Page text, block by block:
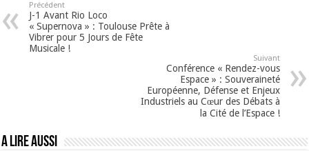
Précédent
J-1 Avant Rio Loco
« Supernova » : Toulouse Prête à
Vibrer pour 5 Jours de Fête
Musicale !
Suivant
Conférence « Rendez-vous
Espace » : Souveraineté
Européenne, Défense et Enjeux
Industriels au Cœur des Débats à
la Cité de l’Espace !
A lire aussi